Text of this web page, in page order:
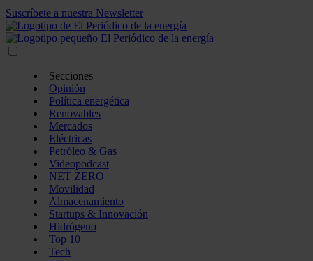
Suscríbete a nuestra Newsletter
Secciones
Opinión
Política energética
Renovables
Mercados
Eléctricas
Petróleo & Gas
Videopodcast
NET ZERO
Movilidad
Almacenamiento
Startups & Innovación
Hidrógeno
Top 10
Tech